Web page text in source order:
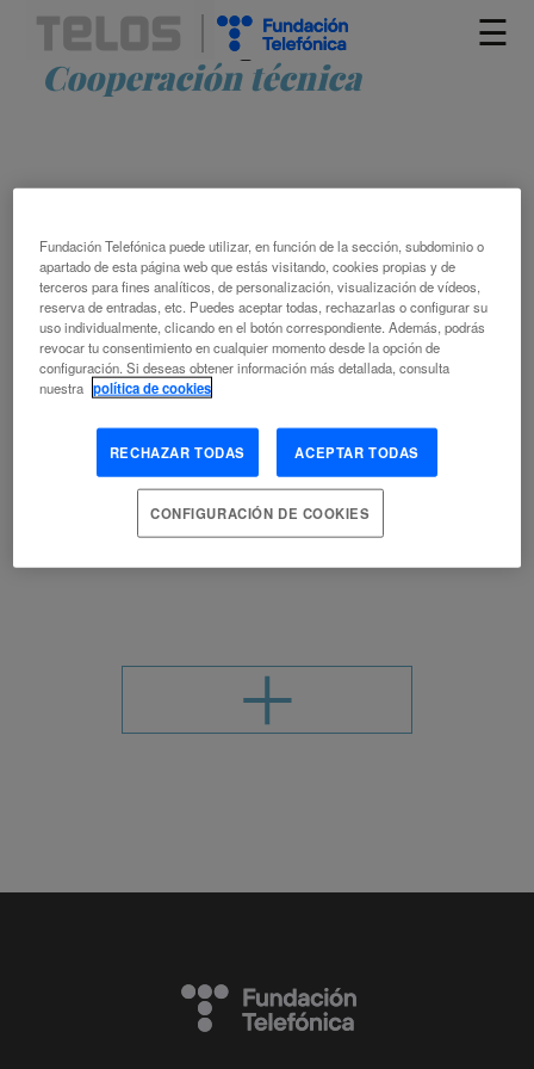
☰
Artículos etiquetados como
Cooperación técnica
EL VALOR DE LA CONECTIVIDAD Y DEL
INTERNET ABIERTO
ANÁLISIS DE REDES CONECTIVIDAD
COOPERACIÓN
TÉCNICADIGITALIZACIÓNINTERNETSOCIEDAD DIGITAL
SOCIEDAD FUTURA
Fundación Telefónica puede utilizar, en función de la sección, subdominio o
apartado de esta página web que estás visitando, cookies propias y de
terceros para fines analíticos, de personalización, visualización de vídeos,
reserva de entradas, etc. Puedes aceptar todas, rechazarlas o configurar su
uso individualmente, clicando en el botón correspondiente. Además, podrás
revocar tu consentimiento en cualquier momento desde la opción de
configuración. Si deseas obtener información más detallada, consulta
nuestra política de cookies
RECHAZAR TODAS ACEPTAR TODAS
CONFIGURACIÓN DE COOKIES